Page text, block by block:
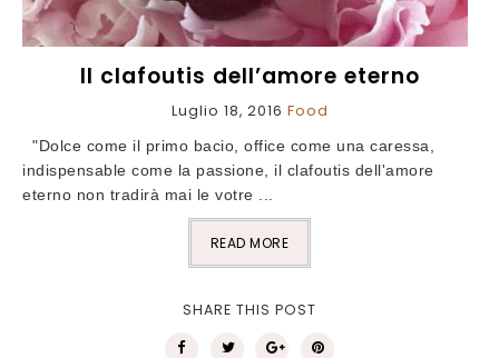
Il clafoutis dell’amore eterno
Luglio 18, 2016 Food
"Dolce come il primo bacio, office come una caressa,
indispensable come la passione, il clafoutis dell'amore
eterno non tradirà mai le votre ...
READ MORE
SHARE THIS POST